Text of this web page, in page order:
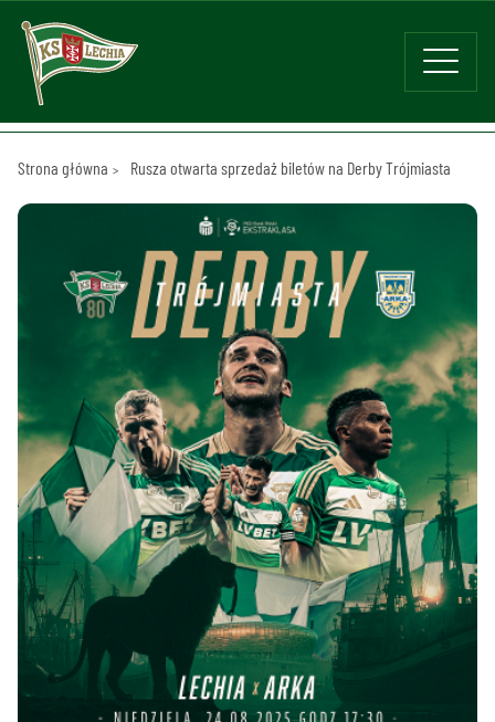
Strona główna Rusza otwarta sprzedaż biletów na Derby Trójmiasta